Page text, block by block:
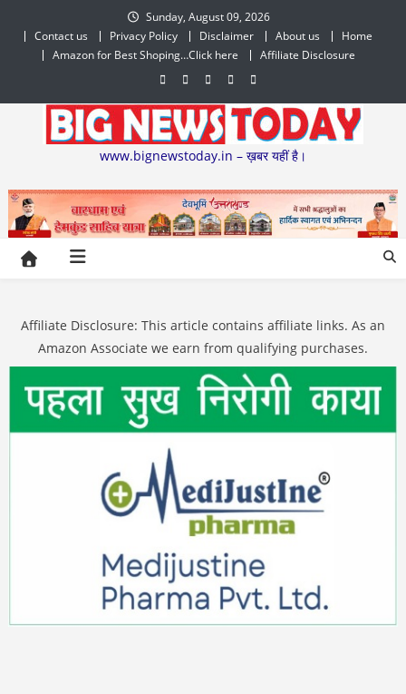
content
Sunday, August 09, 2026
Contact us
Privacy Policy Disclaimer About us
Home
Amazon for Best Shoping…Click here
Affiliate Disclosure
www.bignewstoday.in – ख़बर यहीं है।
Affiliate Disclosure: This article contains affiliate links. As an
Amazon Associate we earn from qualifying purchases.